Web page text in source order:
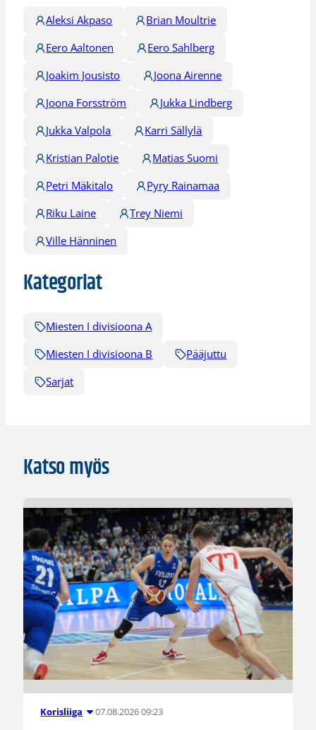
Aleksi Akpaso
Brian Moultrie
Eero Aaltonen
Eero Sahlberg
Joakim Jousisto
Joona Airenne
Joona Forsström
Jukka Lindberg
Jukka Valpola
Karri Sällylä
Kristian Palotie
Matias Suomi
Petri Mäkitalo
Pyry Rainamaa
Riku Laine
Trey Niemi
Ville Hänninen
Kategoriat
Miesten I divisioona A
Miesten I divisioona B
Pääjuttu
Sarjat
Katso myös
Korisliiga 07.08.2026 09:23